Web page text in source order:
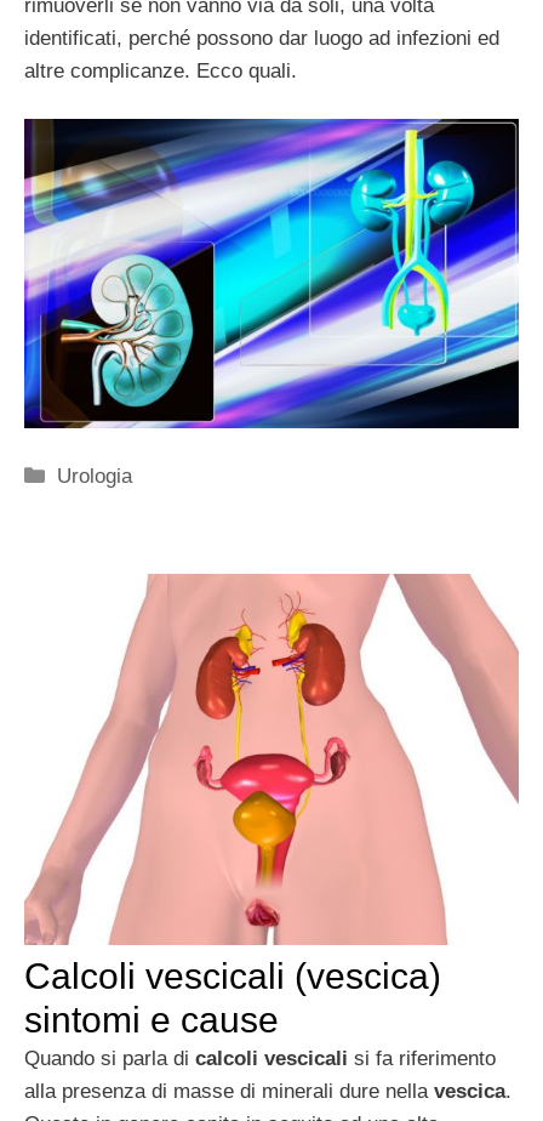
rimuoverli se non vanno via da soli, una volta
identificati, perché possono dar luogo ad infezioni ed
altre complicanze. Ecco quali.
Categorie
Urologia
Calcoli vescicali (vescica)
sintomi e cause
Quando si parla di calcoli vescicali si fa riferimento
alla presenza di masse di minerali dure nellavescica.